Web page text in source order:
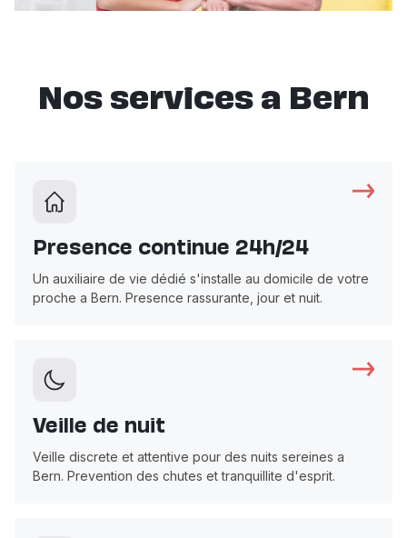
Nos services a Bern
Presence continue 24h/24
Un auxiliaire de vie dédié s'installe au domicile de votre
proche a Bern. Presence rassurante, jour et nuit.
Veille de nuit
Veille discrete et attentive pour des nuits sereines a
Bern. Prevention des chutes et tranquillite d'esprit.